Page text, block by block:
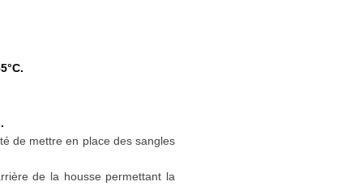
de mettre en place des sangles
de la housse permettant la